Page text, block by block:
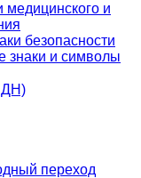
медицинского и
безопасности
знаки и символы
переход